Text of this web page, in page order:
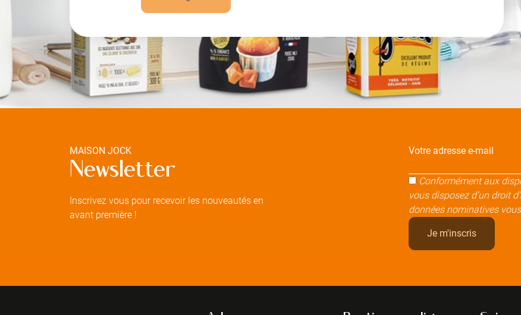
MAISON JOCK
Newsletter
Inscrivez vous pour recevoir les nouveautés en
avant première !
Votre adresse e-mail
Conformément aux
vous disposez d'un droit
données nominatives